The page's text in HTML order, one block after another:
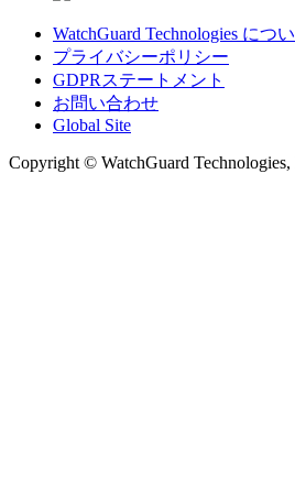
WatchGuard Technologies につ
プライバシーポリシー
GDPRステートメント
お問い合わせ
Global Site
Copyright © WatchGuard